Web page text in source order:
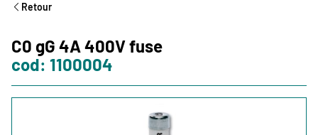
Contacts
Italweber Academy
Retour
C0 gG 4A 400V fuse
cod: 1100004